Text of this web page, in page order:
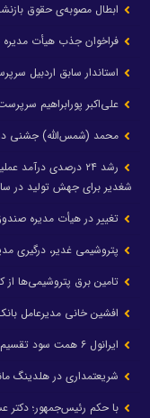
ابطال مصوبه‌ی حقوق
فراخوان جذب هیأت مدیره
استاندار سابق اردبیل
علی‌اکبر پورابراهیم
محمد (شمس‌الله) جشنی
شغدیر برای جهش تولید در سال ۱۴۰۵ آماده
تغییر در هیأت مدیره
پتروشیمی غدیر، درگیری
تامین برق پتروشیمی‌ها از
افشین خانی مدیرعامل
ایرانول ۶ همت سود تقسیم کرد
شریعتمداری در هلدینگ
با حکم رئیس‌جمهور؛ دکتر